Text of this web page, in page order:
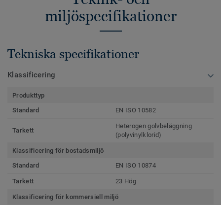
miljöspecifikationer
Tekniska specifikationer
Klassificering
Produkttyp
Standard
EN ISO 10582
Tarkett
Heterogen golvbeläggning
(polyvinylklorid)
Klassificering för bostadsmiljö
Standard
EN ISO 10874
Tarkett 23 Hög
Klassificering för kommersiell miljö